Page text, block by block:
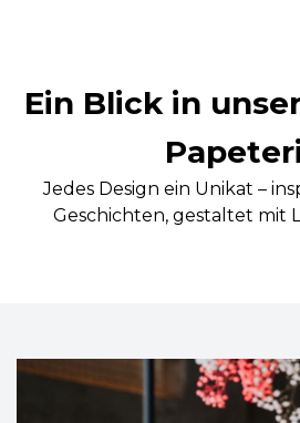
Ein Blick in
Jedes Design ein Unikat –
Geschichten, gestaltet mit